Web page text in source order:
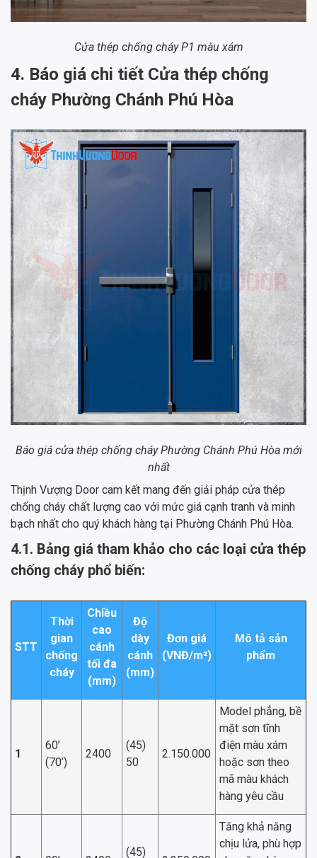
Cửa thép chống cháy P1 màu xám
4. Báo giá chi tiết Cửa thép chống
cháy Phường Chánh Phú Hòa
Báo giá cửa thép chống cháy Phường Chánh Phú Hòa mới
nhất
Thịnh Vượng Door cam kết mang đến giải pháp cửa thép
chống cháy chất lượng cao với mức giá cạnh tranh và minh
bạch nhất cho quý khách hàng tại Phường Chánh Phú Hòa.
4.1. Bảng giá tham khảo cho các loại cửa thép
chống cháy phổ biến:
STT
Thời
gian
chống
cháy
Chiều
cao
cánh
tối đa
(mm)
Độ
dày
cánh
(mm)
Đơn giá
(VNĐ/m²)
Mô tả sản
phẩm
1
60’
(70’)
2400
(45)
50
2.150.000
Model phẳng, bề
mặt sơn tĩnh
điện màu xám
hoặc sơn theo
mã màu khách
hàng yêu cầu
(45)
Tăng khả năng
chịu lửa, phù hợp